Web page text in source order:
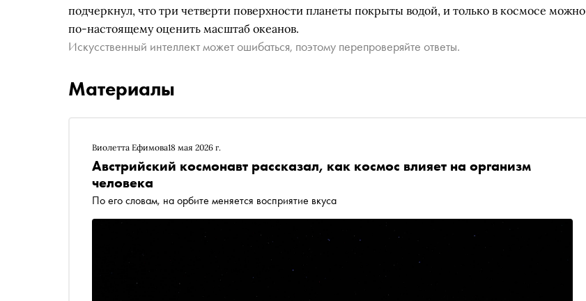
подчеркнул, что три четверти поверхности планеты покрыты водой, и только в космосе можно
по-настоящему оценить масштаб океанов.
Искусственный интеллект может ошибаться, поэтому перепроверяйте ответы.
Материалы
Виолетта Ефимова18 мая 2026 г.
Австрийский космонавт рассказал, как космос влияет на организм
человека
По его словам, на орбите меняется восприятие вкуса